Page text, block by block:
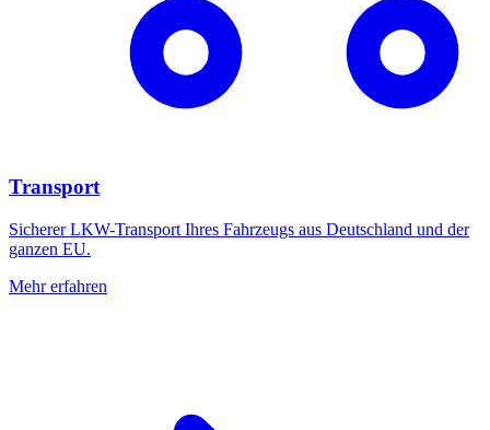
Transport
Sicherer LKW-Transport Ihres Fahrzeugs aus Deutschland und der
ganzen EU.
Mehr erfahren